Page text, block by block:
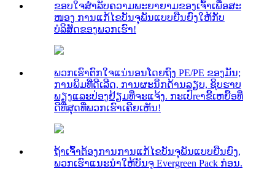
ຂອບໃຈສໍາລັບຄວາມພະຍາຍາມຂອງເຈົ້າເພື່ອສະ
ໜອງ ການແກ້ໄຂບັນຈຸພັນແບບຍືນຍົງໃຫ້ກັບ
ບໍລິສັດຂອງພວກເຮົາ!
ພວກເຮົາຕົກໃຈແນ່ນອນໂດຍຖົງ PE/PE ຂອງມັນ;
ການພິມທີ່ດີເລີດ, ການຜະນຶກດ້ານລຽບ, ຊິບຮາບ
ພຽງແລະປ່ອງຢ້ຽມທີ່ຈະແຈ້ງ. ກະເປົreາຂີ້ເຫຍື້ອທີ່
ດີທີ່ສຸດທີ່ພວກເຮົາເຄີຍເຫັນ!
ຖ້າເຈົ້າຕ້ອງການການແກ້ໄຂບັນຈຸພັນແບບຍືນຍົງ,
ພວກເຮົາແນະນໍາໃຫ້ບັນຈຸ Evergreen Pack ກ່ອນ.